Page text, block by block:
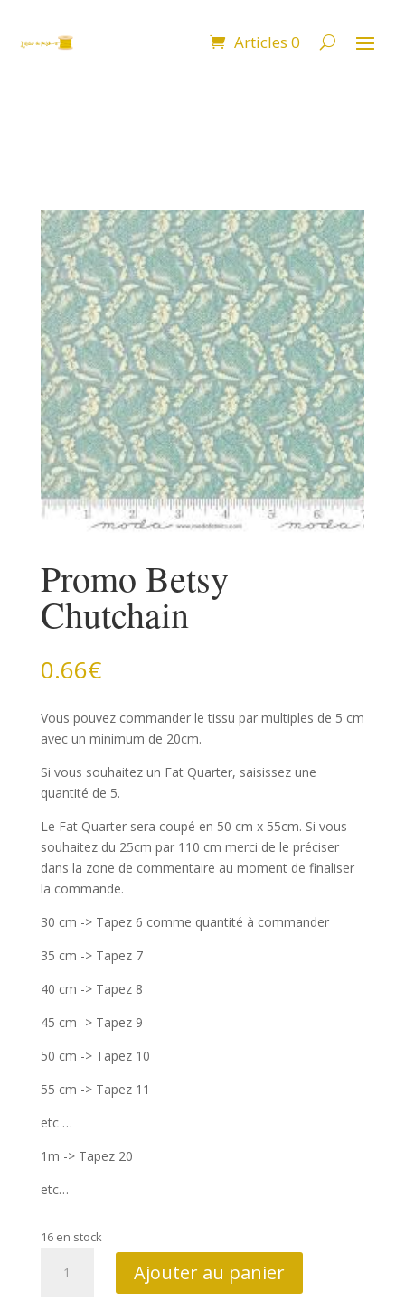
Articles 0
Promo Betsy
Chutchain
0.66€
Vous pouvez commander le tissu par multiples de 5 cm
avec un minimum de 20cm.
Si vous souhaitez un Fat Quarter, saisissez une
quantité de 5.
Le Fat Quarter sera coupé en 50 cm x 55cm. Si vous
souhaitez du 25cm par 110 cm merci de le préciser
dans la zone de commentaire au moment de finaliser
la commande.
30 cm -> Tapez 6 comme quantité à commander
35 cm -> Tapez 7
40 cm -> Tapez 8
45 cm -> Tapez 9
50 cm -> Tapez 10
55 cm -> Tapez 11
etc …
1m -> Tapez 20
etc…
16 en stock
Ajouter au panier